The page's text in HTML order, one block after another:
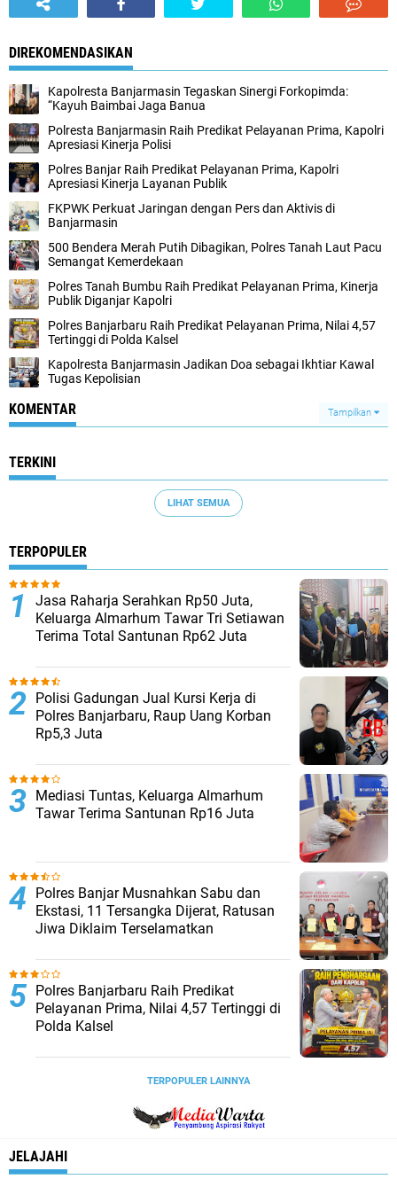
DIREKOMENDASIKAN
Kapolresta Banjarmasin Tegaskan Sinergi Forkopimda:
“Kayuh Baimbai Jaga Banua
Polresta Banjarmasin Raih Predikat Pelayanan Prima, Kapolri
Apresiasi Kinerja Polisi
Polres Banjar Raih Predikat Pelayanan Prima, Kapolri
Apresiasi Kinerja Layanan Publik
FKPWK Perkuat Jaringan dengan Pers dan Aktivis di
Banjarmasin
500 Bendera Merah Putih Dibagikan, Polres Tanah Laut Pacu
Semangat Kemerdekaan
Polres Tanah Bumbu Raih Predikat Pelayanan Prima, Kinerja
Publik Diganjar Kapolri
Polres Banjarbaru Raih Predikat Pelayanan Prima, Nilai 4,57
Tertinggi di Polda Kalsel
Kapolresta Banjarmasin Jadikan Doa sebagai Ikhtiar Kawal
Tugas Kepolisian
KOMENTAR Tampilkan
TERKINI
LIHAT SEMUA
TERPOPULER
Jasa Raharja Serahkan Rp50 Juta,
Keluarga Almarhum Tawar Tri Setiawan
Terima Total Santunan Rp62 Juta
Polisi Gadungan Jual Kursi Kerja di
Polres Banjarbaru, Raup Uang Korban
Rp5,3 Juta
Mediasi Tuntas, Keluarga Almarhum
Tawar Terima Santunan Rp16 Juta
Polres Banjar Musnahkan Sabu dan
Ekstasi, 11 Tersangka Dijerat, Ratusan
Jiwa Diklaim Terselamatkan
Polres Banjarbaru Raih Predikat
Pelayanan Prima, Nilai 4,57 Tertinggi di
Polda Kalsel
TERPOPULER LAINNYA
JELAJAHI